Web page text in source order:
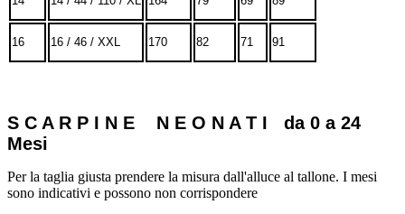
16 16 / 46 / XXL 170 82 71 91
S C A R P I N E N E O N A T I da 0 a 24
Mesi
Per la taglia giusta prendere la misura dall'alluce al tallone. I mesi
sono indicativi e possono non corrispondere